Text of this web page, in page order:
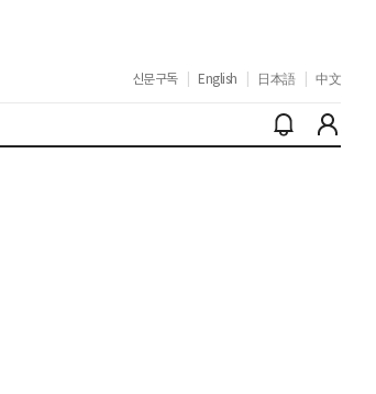
신문구독 English 日本語 中文